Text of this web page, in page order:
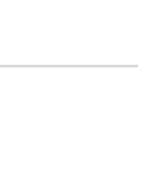
AND
IS
OR IMPLIED,
TO THE
MERCHANTABILITY
PURPOSE.